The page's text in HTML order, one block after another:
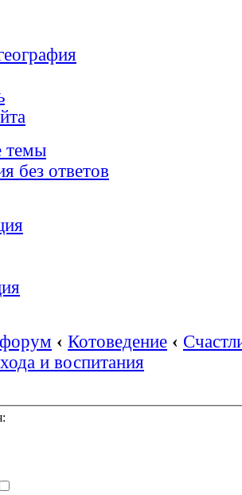
темы
без ответов
‹ Котоведение ‹
и воспитания